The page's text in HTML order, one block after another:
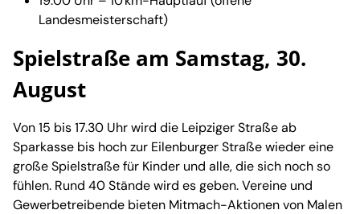
Landesmeisterschaft)
Spielstraße am Samstag, 30.
August
Von 15 bis 17.30 Uhr wird die Leipziger Straße ab
Sparkasse bis hoch zur Eilenburger Straße wieder eine
große Spielstraße für Kinder und alle, die sich noch so
fühlen. Rund 40 Stände wird es geben. Vereine und
Gewerbetreibende bieten Mitmach-Aktionen von Malen